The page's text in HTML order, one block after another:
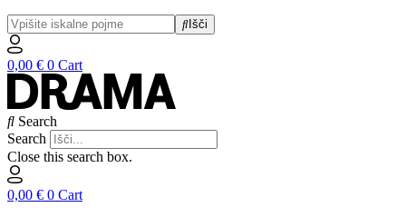
Išči
0,00 € 0 Cart
Search
Search
Close this search box.
0,00 € 0 Cart